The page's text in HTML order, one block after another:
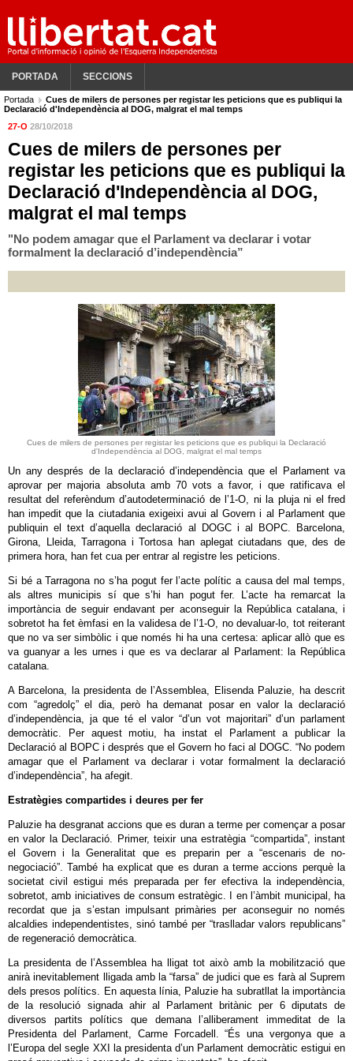
PORTADA SECCIONS
Portada
Cues de milers de persones per registar les peticions que es publiqui la
Declaració d'Independència al DOG, malgrat el mal temps
27-O 28/10/2018
Cues de milers de persones per
registar les peticions que es publiqui la
Declaració d'Independència al DOG,
malgrat el mal temps
"No podem amagar que el Parlament va declarar i votar
formalment la declaració d’independència”
Cues de milers de persones per registar les peticions que es publiqui la Declaració
d'Independència al DOG, malgrat el mal temps
Un any després de la declaració d’independència que el Parlament va
aprovar per majoria absoluta amb 70 vots a favor, i que ratificava el
resultat del referèndum d’autodeterminació de l’1-O, ni la pluja ni el fred
han impedit que la ciutadania exigeixi avui al Govern i al Parlament que
publiquin el text d’aquella declaració al DOGC i al BOPC. Barcelona,
Girona, Lleida, Tarragona i Tortosa han aplegat ciutadans que, des de
primera hora, han fet cua per entrar al registre les peticions.
Si bé a Tarragona no s’ha pogut fer l’acte polític a causa del mal temps,
als altres municipis sí que s’hi han pogut fer. L’acte ha remarcat la
importància de seguir endavant per aconseguir la República catalana, i
sobretot ha fet èmfasi en la validesa de l’1-O, no devaluar-lo, tot reiterant
que no va ser simbòlic i que només hi ha una certesa: aplicar allò que es
va guanyar a les urnes i que es va declarar al Parlament: la República
catalana.
A Barcelona, la presidenta de l’Assemblea, Elisenda Paluzie, ha descrit
com “agredolç” el dia, però ha demanat posar en valor la declaració
d’independència, ja que té el valor “d’un vot majoritari” d’un parlament
democràtic. Per aquest motiu, ha instat el Parlament a publicar la
Declaració al BOPC i després que el Govern ho faci al DOGC. “No podem
amagar que el Parlament va declarar i votar formalment la declaració
d’independència”, ha afegit.
Estratègies compartides i deures per fer
Paluzie ha desgranat accions que es duran a terme per començar a posar
en valor la Declaració. Primer, teixir una estratègia “compartida”, instant
el Govern i la Generalitat que es preparin per a “escenaris de no-
negociació”. També ha explicat que es duran a terme accions perquè la
societat civil estigui més preparada per fer efectiva la independència,
sobretot, amb iniciatives de consum estratègic. I en l’àmbit municipal, ha
recordat que ja s’estan impulsant primàries per aconseguir no només
alcaldies independentistes, sinó també per “traslladar valors republicans”
de regeneració democràtica.
La presidenta de l’Assemblea ha lligat tot això amb la mobilització que
anirà inevitablement lligada amb la “farsa” de judici que es farà al Suprem
dels presos polítics. En aquesta línia, Paluzie ha subratllat la importància
de la resolució signada ahir al Parlament britànic per 6 diputats de
diversos partits polítics que demana l’alliberament immeditat de la
Presidenta del Parlament, Carme Forcadell. “És una vergonya que a
l’Europa del segle XXI la presidenta d’un Parlament democràtic estigui en